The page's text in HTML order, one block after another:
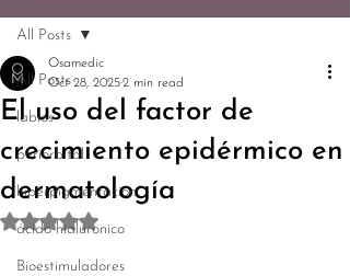
All Posts
labios
periorbital
hiperpigmentación
ácido hialuronico
Bioestimuladores
All Posts
El uso del factor de
crecimiento epidérmico en
dermatología
Osamedic
Oct 28, 20252 min read
Rated NaN out of 5 stars.